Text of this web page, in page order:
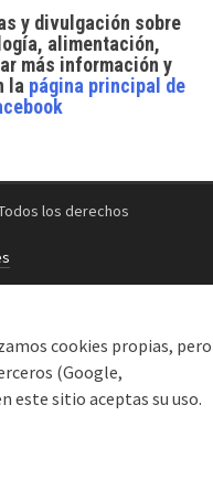
y divulgación sobre
alimentación,
más información y
la página principal de
los derechos
cookies propias, pero
(Google,
este sitio aceptas su uso.